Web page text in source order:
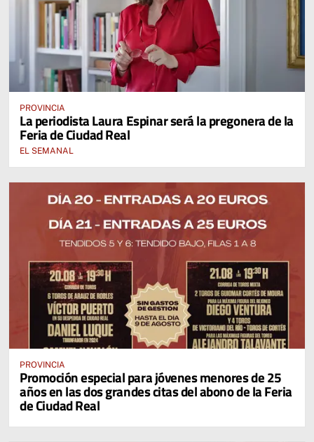
PROVINCIA
La periodista Laura Espinar será la pregonera de la
Feria de Ciudad Real
EL SEMANAL
PROVINCIA
Promoción especial para jóvenes menores de 25
años en las dos grandes citas del abono de la Feria
de Ciudad Real